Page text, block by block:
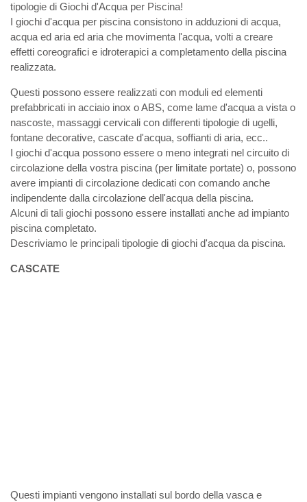
tipologie di Giochi d'Acqua per Piscina!
I giochi d'acqua per piscina consistono in adduzioni di acqua,
acqua ed aria ed aria che movimenta l'acqua, volti a creare
effetti coreografici e idroterapici a completamento della piscina
realizzata.
Questi possono essere realizzati con moduli ed elementi
prefabbricati in acciaio inox o ABS, come lame d'acqua a vista o
nascoste, massaggi cervicali con differenti tipologie di ugelli,
fontane decorative, cascate d'acqua, soffianti di aria, ecc..
I giochi d'acqua possono essere o meno integrati nel circuito di
circolazione della vostra piscina (per limitate portate) o, possono
avere impianti di circolazione dedicati con comando anche
indipendente dalla circolazione dell'acqua della piscina.
Alcuni di tali giochi possono essere installati anche ad impianto
piscina completato.
Descriviamo le principali tipologie di giochi d'acqua da piscina.
CASCATE
Questi impianti vengono installati sul bordo della vasca e